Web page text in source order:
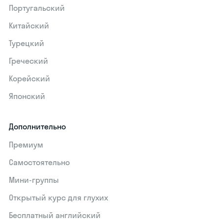
Португальский
Китайский
Турецкий
Греческий
Корейский
Японский
Дополнительно
Премиум
Самостоятельно
Мини-группы
Открытый курс для глухих
Бесплатный английский